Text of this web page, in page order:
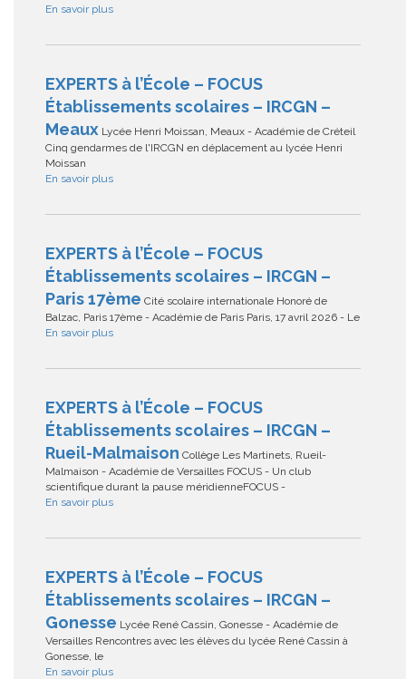
En savoir plus
EXPERTS à l’École – FOCUS
Établissements scolaires – IRCGN –
Meaux Lycée Henri Moissan, Meaux - Académie de Créteil
Cinq gendarmes de l'IRCGN en déplacement au lycée Henri
Moissan
En savoir plus
EXPERTS à l’École – FOCUS
Établissements scolaires – IRCGN –
Paris 17ème Cité scolaire internationale Honoré de
Balzac, Paris 17ème - Académie de Paris Paris, 17 avril 2026 - Le
En savoir plus
EXPERTS à l’École – FOCUS
Établissements scolaires – IRCGN –
Rueil-Malmaison Collège Les Martinets, Rueil-
Malmaison - Académie de Versailles FOCUS - Un club
scientifique durant la pause méridienneFOCUS -
En savoir plus
EXPERTS à l’École – FOCUS
Établissements scolaires – IRCGN –
Gonesse Lycée René Cassin, Gonesse - Académie de
Versailles Rencontres avec les élèves du lycée René Cassin à
Gonesse, le
En savoir plus